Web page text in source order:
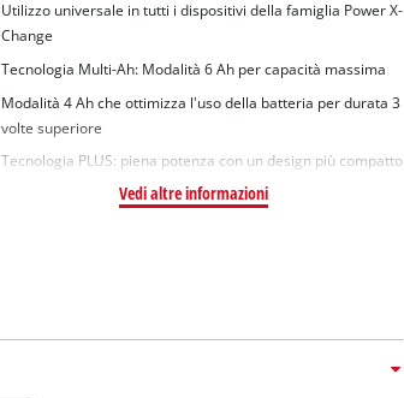
Utilizzo universale in tutti i dispositivi della famiglia Power X-
Change
Tecnologia Multi-Ah: Modalità 6 Ah per capacità massima
Modalità 4 Ah che ottimizza l'uso della batteria per durata 3
volte superiore
Tecnologia PLUS: piena potenza con un design più compatto
Vedi altre informazioni